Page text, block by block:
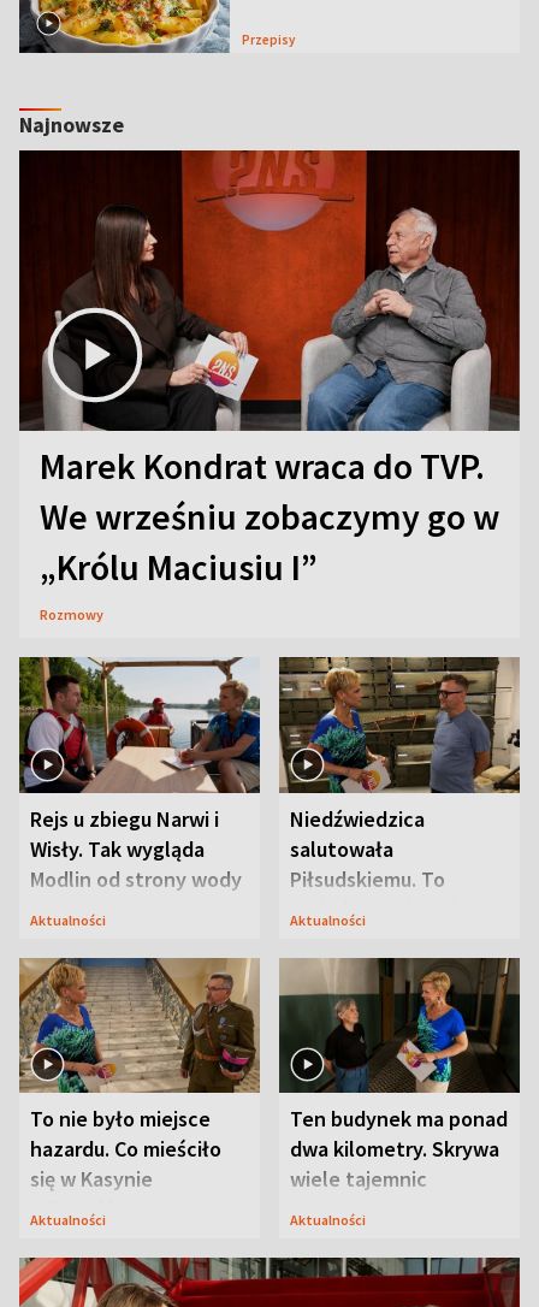
Przepisy
Najnowsze
Marek Kondrat wraca do TVP.
We wrześniu zobaczymy go w
„Królu Maciusiu I”
Rozmowy
Rejs u zbiegu Narwi i
Wisły. Tak wygląda
Modlin od strony wody
Aktualności
Niedźwiedzica
salutowała
Piłsudskiemu. To
niejedyna tajemnica
Aktualności
To nie było miejsce
hazardu. Co mieściło
się w Kasynie
Oficerskim?
Aktualności
Ten budynek ma ponad
dwa kilometry. Skrywa
wiele tajemnic
Aktualności